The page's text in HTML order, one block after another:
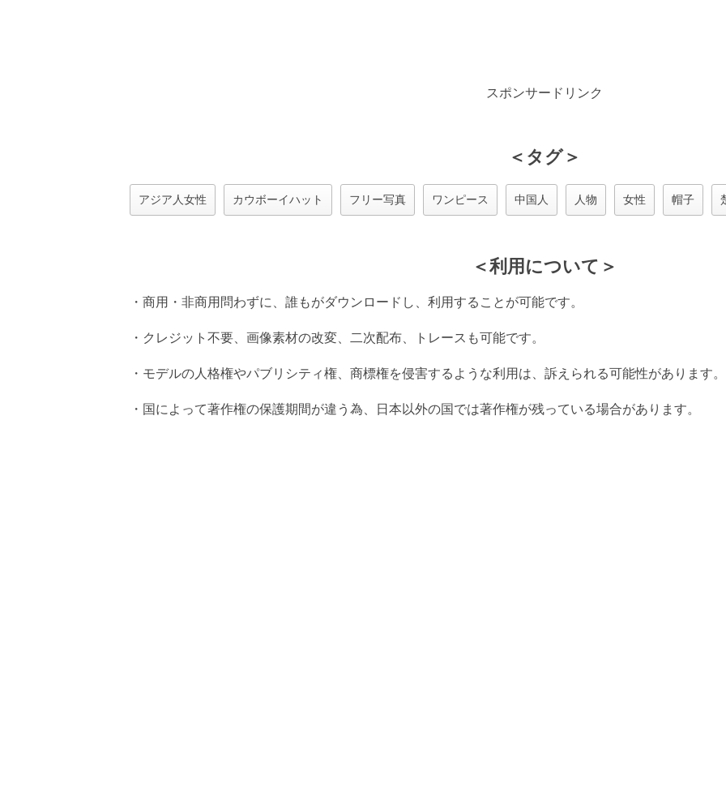
スポンサードリンク
＜タグ＞
アジア人女性 カウボーイハット フリー写真 ワンピース 中国人 人物 女性 帽子
＜利用について＞
・商用・非商用問わずに、誰もがダウンロードし、利用することが可能です。
・クレジット不要、画像素材の改変、二次配布、トレースも可能です。
・モデルの人格権やパブリシティ権、商標権を侵害するような利用は、訴えられる可能性があります。
・国によって著作権の保護期間が違う為、日本以外の国では著作権が残っている場合があります。